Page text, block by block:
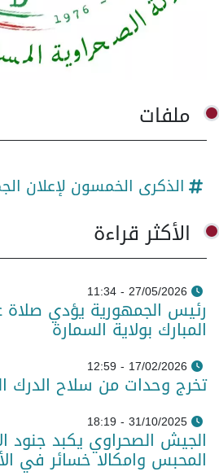
ملفات
الذكرى الخمسون لإعلان
الأكثر قراءة
27/05/2026 - 11:34
رئيس الجمهورية يؤدي صلاة
المبارك بولاية السمارة
17/02/2026 - 12:59
تخرج وحدات من سلاح الدرك
31/10/2025 - 18:19
الجيش الصحراوي يكبد جنود
المحبس وامكالا خسائر في